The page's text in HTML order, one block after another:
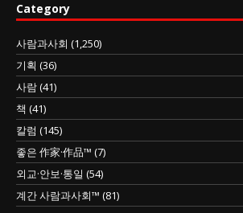
Category
사람과사회 (1,250)
기획 (36)
사람(41)
책 (41)
칼럼 (145)
좋은 作家·作品™ (7)
외교·안보·통일 (54)
계간 사람과사회™ (81)